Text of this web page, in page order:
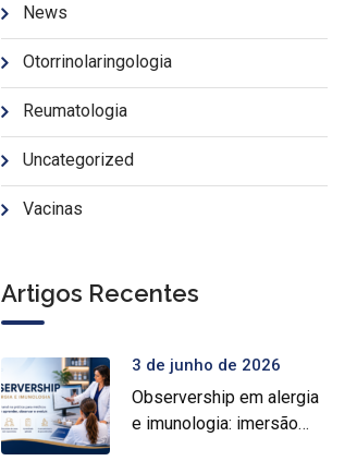
News
Otorrinolaringologia
Reumatologia
Uncategorized
Vacinas
Artigos Recentes
3 de junho de 2026
Observership em alergia
e imunologia: imersão